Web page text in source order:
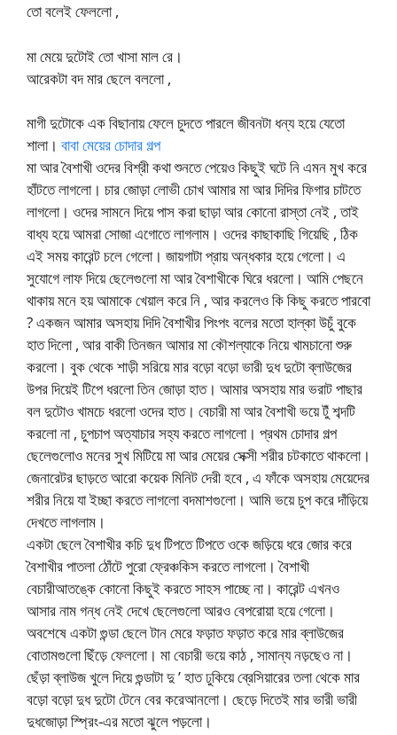
তো বলেই ফেললো ,
মা মেয়ে দুটোই তো খাসা মাল রে।
আরেকটা বদ মার ছেলে বললো ,
মাগী দুটোকে এক বিছানায় ফেলে চুদতে পারলে জীবনটা ধন্য হয়ে যেতো
শালা। বাবা মেয়ের চোদার গল্প
মা আর বৈশাখী ওদের বিশ্রী কথা শুনতে পেয়েও কিছুই ঘটে নি এমন মুখ করে
হাঁটতে লাগলো। চার জোড়া লোভী চোখ আমার মা আর দিদির ফিগার চাটতে
লাগলো। ওদের সামনে দিয়ে পাস করা ছাড়া আর কোনো রাস্তা নেই , তাই
বাধ্য হয়ে আমরা সোজা এগোতে লাগলাম। ওদের কাছাকাছি গিয়েছি , ঠিক
এই সময় কারেন্ট চলে গেলো। জায়গাটা প্রায় অন্ধকার হয়ে গেলো। এ
সুযোগে লাফ দিয়ে ছেলেগুলো মা আর বৈশাখীকে ঘিরে ধরলো। আমি পেছনে
থাকায় মনে হয় আমাকে খেয়াল করে নি , আর করলেও কি কিছু করতে পারবো
? একজন আমার অসহায় দিদি বৈশাখীর পিংপং বলের মতো হাল্কা উচুঁ বুকে
হাত দিলো , আর বাকী তিনজন আমার মা কৌশল্যাকে নিয়ে খামচানো শুরু
করলো। বুক থেকে শাড়ী সরিয়ে মার বড়ো বড়ো ভারী দুধ দুটো ব্লাউজের
উপর দিয়েই টিপে ধরলো তিন জোড়া হাত। আমার অসহায় মার ভরাট পাছার
বল দুটোও খামচে ধরলো ওদের হাত। বেচারী মা আর বৈশাখী ভয়ে টুঁ শব্দটি
করলো না , চুপচাপ অত্যাচার সহ্য করতে লাগলো। প্রথম চোদার গল্প
ছেলেগুলোও মনের সুখ মিটিয়ে মা আর মেয়ের সেক্সী শরীর চটকাতে থাকলো।
জেনারেটর ছাড়তে আরো কয়েক মিনিট দেরী হবে , এ ফাঁকে অসহায় মেয়েদের
শরীর নিয়ে যা ইচ্ছা করতে লাগলো বদমাশগুলো। আমি ভয়ে চুপ করে দাঁড়িয়ে
দেখতে লাগলাম।
একটা ছেলে বৈশাখীর কচি দুধ টিপতে টিপতে ওকে জড়িয়ে ধরে জোর করে
বৈশাখীর পাতলা ঠোঁটে পুরো ফ্রেঞ্চকিস করতে লাগলো। বৈশাখী
বেচারীআতঙ্কে কোনো কিছুই করতে সাহস পাচ্ছে না। কারেন্ট এখনও
আসার নাম গন্ধ নেই দেখে ছেলেগুলো আরও বেপরোয়া হয়ে গেলো।
অবশেষে একটা গুন্ডা ছেলে টান মেরে ফড়াত ফড়াত করে মার ব্লাউজের
বোতামগুলো ছিঁড়ে ফেললো। মা বেচারী ভয়ে কাঠ , সামান্য নড়ছেও না।
ছেঁড়া ব্লাউজ খুলে দিয়ে গুন্ডাটা দু ’ হাত ঢুকিয়ে ব্রেসিয়ারের তলা থেকে মার
বড়ো বড়ো দুধ দুটো টেনে বের করেআনলো। ছেড়ে দিতেই মার ভারী ভারী
দুধজোড়া স্প্রিং-এর মতো ঝুলে পড়লো।